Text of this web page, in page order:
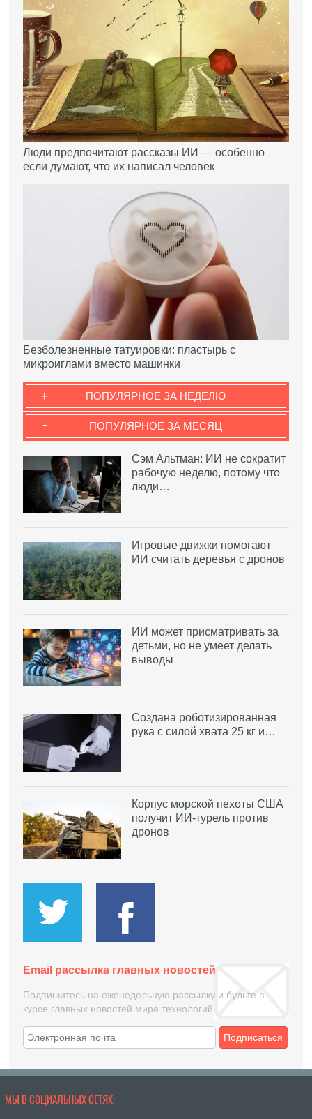
Люди предпочитают рассказы ИИ — особенно
если думают, что их написал человек
Безболезненные татуировки: пластырь с
микроиглами вместо машинки
ПОПУЛЯРНОЕ ЗА НЕДЕЛЮ
+
ПОПУЛЯРНОЕ ЗА МЕСЯЦ
-
Сэм Альтман: ИИ не сократит
рабочую неделю, потому что
люди…
Игровые движки помогают
ИИ считать деревья с дронов
ИИ может присматривать за
детьми, но не умеет делать
выводы
Создана роботизированная
рука с силой хвата 25 кг и…
Корпус морской пехоты США
получит ИИ-турель против
дронов
Email рассылка главных новостей
Подпишитесь на еженедельную рассылку и будьте в
курсе главных новостей мира технологий
Подписаться
МЫ В СОЦИАЛЬНЫХ СЕТЯХ: